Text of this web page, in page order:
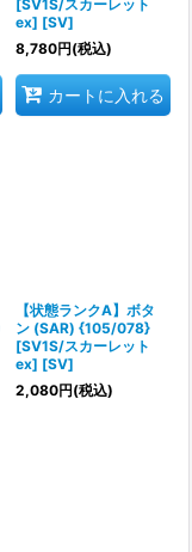
[SV1S/スカーレット
ex] [SV]
8,780円(税込)
カートに入れる
【状態ランクA】ボタ
ン (SAR) {105/078}
[SV1S/スカーレット
ex] [SV]
2,080円(税込)